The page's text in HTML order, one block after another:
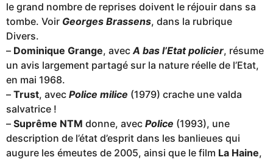
le grand nombre de reprises doivent le réjouir dans sa
tombe. Voir Georges Brassens, dans la rubrique
Divers.
– Dominique Grange, avecA bas l’Etat policier, résume
un avis largement partagé sur la nature réelle de l’Etat,
en mai 1968.
– Trust, avec Police milice (1979) crache une valda
salvatrice !
– Suprême NTM donne, avec Police (1993), une
description de l’état d’esprit dans les banlieues qui
augure les émeutes de 2005, ainsi que le film La Haine,